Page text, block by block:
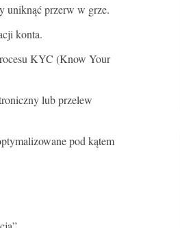
uniknąć przerw w grze.
konta.
KYC (Know Your
lub przelew
pod kątem